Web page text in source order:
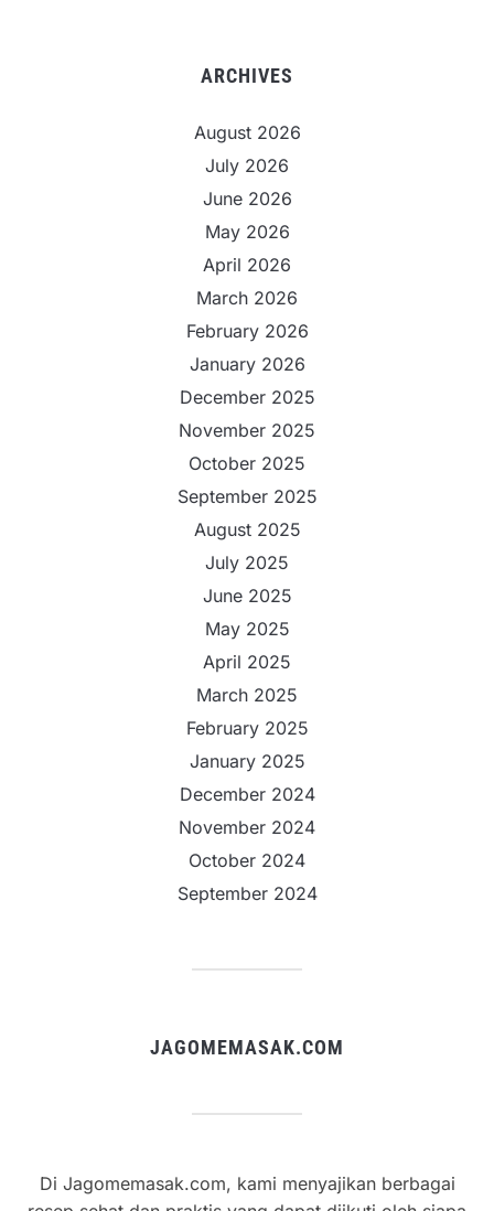
ARCHIVES
August 2026
July 2026
June 2026
May 2026
April 2026
March 2026
February 2026
January 2026
December 2025
November 2025
October 2025
September 2025
August 2025
July 2025
June 2025
May 2025
April 2025
March 2025
February 2025
January 2025
December 2024
November 2024
October 2024
September 2024
JAGOMEMASAK.COM
Di Jagomemasak.com, kami menyajikan berbagai